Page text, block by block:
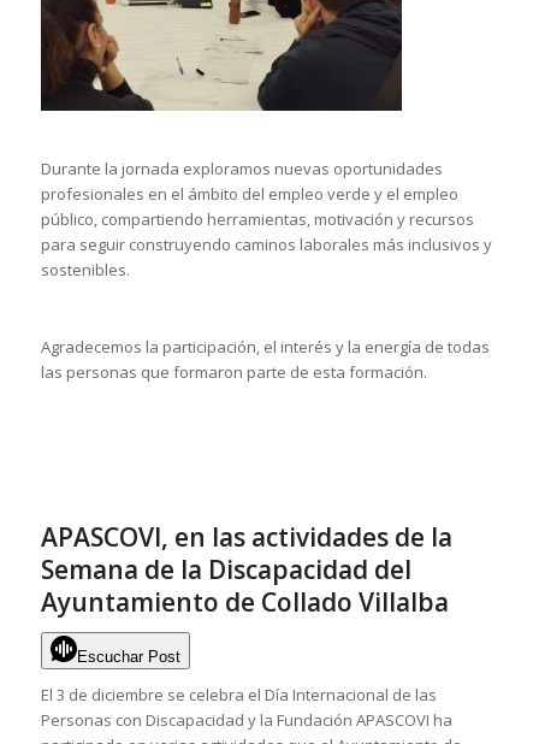
Durante la jornada exploramos nuevas oportunidades
profesionales en el ámbito del empleo verde y el empleo
público, compartiendo herramientas, motivación y recursos
para seguir construyendo caminos laborales más inclusivos y
sostenibles.
Agradecemos la participación, el interés y la energía de todas
las personas que formaron parte de esta formación.
APASCOVI, en las actividades de la
Semana de la Discapacidad del
Ayuntamiento de Collado Villalba
Escuchar Post
El 3 de diciembre se celebra el Día Internacional de las
Personas con Discapacidad y la Fundación APASCOVI ha